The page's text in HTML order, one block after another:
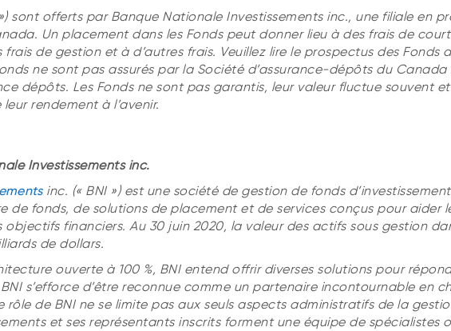
sont offerts par Banque Nationale Investissements inc., une filiale en
Un placement dans les Fonds peut donner lieu à des frais de
frais de gestion et à d’autres frais. Veuillez lire le prospectus des Fonds
ne sont pas assurés par la Société d’assurance-dépôts du
dépôts. Les Fonds ne sont pas garantis, leur valeur fluctue souvent
rendement à l’avenir.
Investissements inc.
inc. (« BNI ») est une société de gestion de fonds
de fonds, de solutions de placement et de services conçus pour aider
financiers. Au 30 juin 2020, la valeur des actifs sous gestion
de dollars.
ouverte à 100 %, BNI entend offrir diverses solutions pour
s’efforce d’être reconnue comme un partenaire incontournable en
rôle de BNI ne se limite pas aux seuls aspects administratifs de la
et ses représentants inscrits forment une équipe de spécialistes